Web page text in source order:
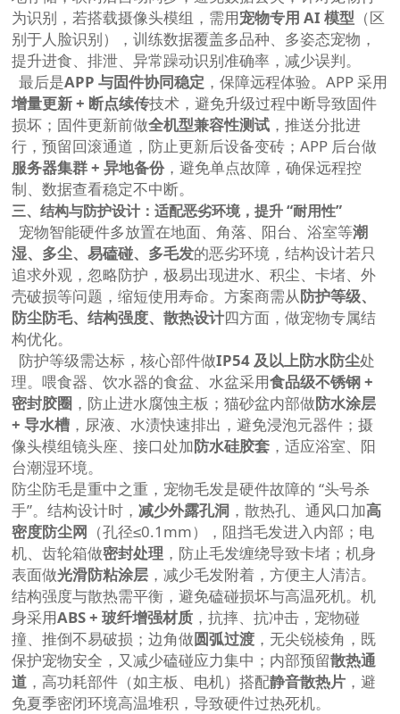
为识别，若搭载摄像头模组，需用宠物专用 AI 模型 （区
别于人脸识别），训练数据覆盖多品种、多姿态宠物，
提升进食、排泄、异常躁动识别准确率，减少误判。
最后是APP 与固件协同稳定 ，保障远程体验。APP 采用
增量更新 + 断点续传技术，避免升级过程中断导致固件
损坏；固件更新前做全机型兼容性测试 ，推送分批进
行，预留回滚通道，防止更新后设备变砖；APP 后台做
服务器集群 + 异地备份，避免单点故障，确保远程控
制、数据查看稳定不中断。
三、结构与防护设计：适配恶劣环境，提升 “耐用性”
宠物智能硬件多放置在地面、角落、阳台、浴室等潮
湿、多尘、易磕碰、多毛发的恶劣环境，结构设计若只
追求外观，忽略防护，极易出现进水、积尘、卡堵、外
壳破损等问题，缩短使用寿命。方案商需从防护等级、
防尘防毛、结构强度、散热设计四方面，做宠物专属结
构优化。
防护等级需达标，核心部件做IP54 及以上防水防尘处
理。喂食器、饮水器的食盆、水盆采用食品级不锈钢 +
密封胶圈 ，防止进水腐蚀主板；猫砂盆内部做防水涂层
+ 导水槽 ，尿液、水渍快速排出，避免浸泡元器件；摄
像头模组镜头座、接口处加防水硅胶套 ，适应浴室、阳
台潮湿环境。
防尘防毛是重中之重，宠物毛发是硬件故障的 “头号杀
手”。结构设计时，减少外露孔洞 ，散热孔、通风口加高
密度防尘网 （孔径≤0.1mm），阻挡毛发进入内部；电
机、齿轮箱做密封处理 ，防止毛发缠绕导致卡堵；机身
表面做光滑防粘涂层 ，减少毛发附着，方便主人清洁。
结构强度与散热需平衡，避免磕碰损坏与高温死机。机
身采用ABS + 玻纤增强材质 ，抗摔、抗冲击，宠物碰
撞、推倒不易破损；边角做圆弧过渡 ，无尖锐棱角，既
保护宠物安全，又减少磕碰应力集中；内部预留散热通
道 ，高功耗部件（如主板、电机）搭配静音散热片 ，避
免夏季密闭环境高温堆积，导致硬件过热死机。